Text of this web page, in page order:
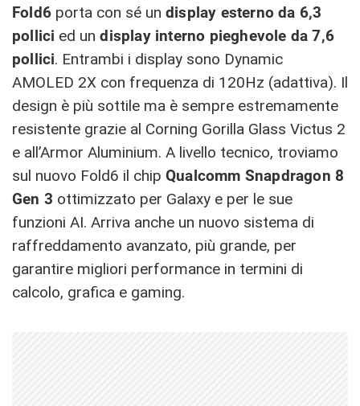
Fold6 porta con sé un display esterno da 6,3
pollici ed undisplay interno pieghevole da 7,6
pollici. Entrambi i display sono Dynamic
AMOLED 2X con frequenza di 120Hz (adattiva). Il
design è più sottile ma è sempre estremamente
resistente grazie al Corning Gorilla Glass Victus 2
e all’Armor Aluminium. A livello tecnico, troviamo
sul nuovo Fold6 il chip Qualcomm Snapdragon 8
Gen 3 ottimizzato per Galaxy e per le sue
funzioni AI. Arriva anche un nuovo sistema di
raffreddamento avanzato, più grande, per
garantire migliori performance in termini di
calcolo, grafica e gaming.